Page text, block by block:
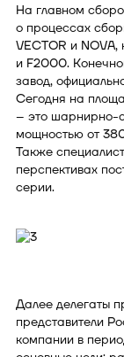
На главном
о процессах
VECTOR и
и F2000.
завод,
Сегодня на
– это шарнирно-
мощностью от
Также
перспективах
серии.
Далее делегаты
представители
компании в